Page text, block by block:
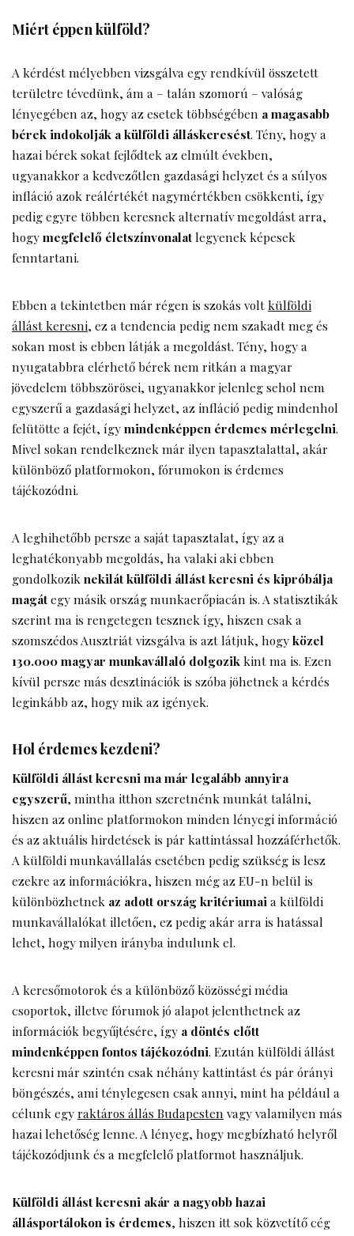
Miért éppen külföld?
A kérdést mélyebben vizsgálva egy rendkívül összetett
területre tévedünk, ám a – talán szomorú – valóság
lényegében az, hogy az esetek többségében a magasabb
bérek indokolják a külföldi álláskeresést. Tény, hogy a
hazai bérek sokat fejlődtek az elmúlt években,
ugyanakkor a kedvezőtlen gazdasági helyzet és a súlyos
infláció azok reálértékét nagymértékben csökkenti, így
pedig egyre többen keresnek alternatív megoldást arra,
hogymegfelelő életszínvonalatlegyenek képesek
fenntartani.
Ebben a tekintetben már régen is szokás voltkülföldi
állást keresni, ez a tendencia pedig nem szakadt meg és
sokan most is ebben látják a megoldást. Tény, hogy a
nyugatabbra elérhető bérek nem ritkán a magyar
jövedelem többszörösei, ugyanakkor jelenleg sehol nem
egyszerű a gazdasági helyzet, az infláció pedig mindenhol
felütötte a fejét, ígymindenképpen érdemes mérlegelni.
Mivel sokan rendelkeznek már ilyen tapasztalattal, akár
különböző platformokon, fórumokon is érdemes
tájékozódni.
A leghihetőbb persze a saját tapasztalat, így az a
leghatékonyabb megoldás, ha valaki aki ebben
gondolkozik nekilát külföldi állást keresni és kipróbálja
magátegy másik ország munkaerőpiacán is. A statisztikák
szerint ma is rengetegen tesznek így, hiszen csak a
szomszédos Ausztriát vizsgálva is azt látjuk, hogyközel
130.000 magyar munkavállaló dolgozikkint ma is. Ezen
kívül persze más desztinációk is szóba jöhetnek a kérdés
leginkább az, hogy mik az igények.
Hol érdemes kezdeni?
Külföldi állást keresni ma már legalább annyira
egyszerű, mintha itthon szeretnénk munkát találni,
hiszen az online platformokon minden lényegi információ
és az aktuális hirdetések is pár kattintással hozzáférhetők.
A külföldi munkavállalás esetében pedig szükség is lesz
ezekre az információkra, hiszen még az EU-n belül is
különbözhetnek az adott ország kritériumaia külföldi
munkavállalókat illetően, ez pedig akár arra is hatással
lehet, hogy milyen irányba indulunk el.
A keresőmotorok és a különböző közösségi média
csoportok, illetve fórumok jó alapot jelenthetnek az
információk begyűjtésére, így a döntés előtt
mindenképpen fontos tájékozódni. Ezután külföldi állást
keresni már szintén csak néhány kattintást és pár órányi
böngészés, ami ténylegesen csak annyi, mint ha például a
célunk egyraktáros állás Budapesten vagy valamilyen más
hazai lehetőség lenne. A lényeg, hogy megbízható helyről
tájékozódjunk és a megfelelő platformot használjuk.
Külföldi állást keresni akár a nagyobb hazai
állásportálokon is érdemes, hiszen itt sok közvetítő cég